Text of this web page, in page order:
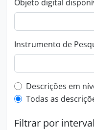
Objeto digital
Instrumento de
Filtro de
Descrições em
Todas as
Filtrar por